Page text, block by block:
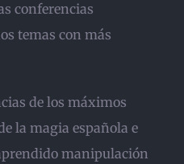
conferencias
temas con más
de los máximos
la magia española e
manipulación